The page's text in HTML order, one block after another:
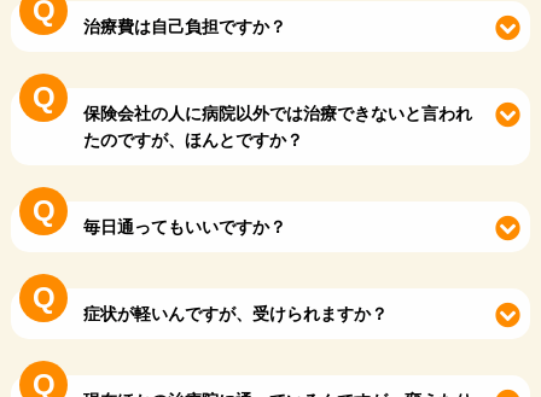
治療費は自己負担ですか？
保険会社の人に病院以外では治療できないと言われ
たのですが、ほんとですか？
毎日通ってもいいですか？
症状が軽いんですが、受けられますか？